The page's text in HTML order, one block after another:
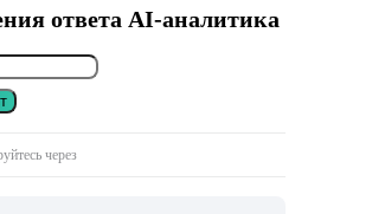
ответа AI-аналитика
через